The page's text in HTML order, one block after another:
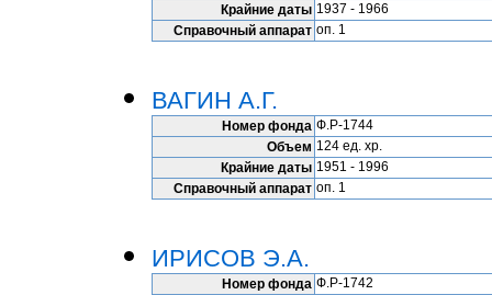
Крайние даты 1937 - 1966
Справочный аппарат оп. 1
ВАГИН А.Г.
Номер фонда Ф.Р-1744
Объем 124 ед. хр.
Крайние даты 1951 - 1996
Справочный аппарат оп. 1
ИРИСОВ Э.А.
Номер фонда Ф.Р-1742